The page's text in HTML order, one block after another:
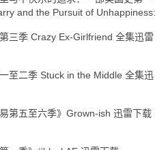
and the Pursuit of Unhappiness:
三季 Crazy Ex-Girlfriend 全集迅雷
至二季 Stuck in the Middle 全集迅
易第五至六季》Grown-ish 迅雷下载